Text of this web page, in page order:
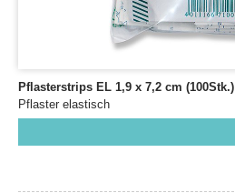
Pflasterstrips EL 1,9 x 7,2 cm (100Stk.)
Pflaster elastisch